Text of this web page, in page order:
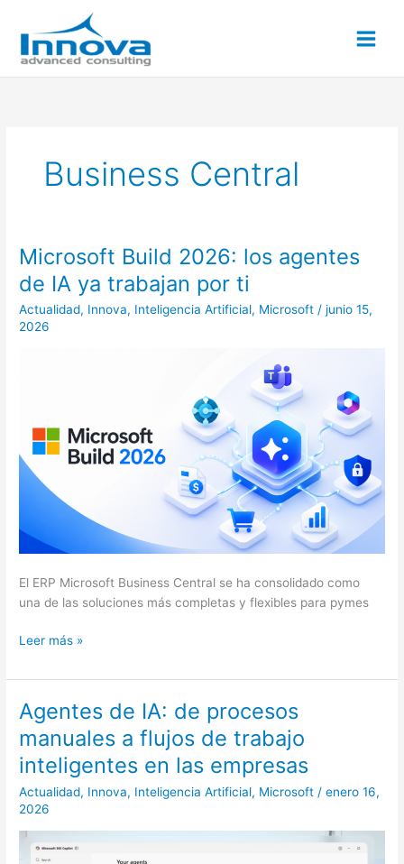
contenido
Business Central
Microsoft Build 2026: los agentes
de IA ya trabajan por ti
Actualidad, Innova, Inteligencia Artificial, Microsoft /junio 15,
2026
El ERP Microsoft Business Central se ha consolidado como
una de las soluciones más completas y flexibles para pymes
Microsoft
Build
2026:
los
agentes
por
ti
Leer más »
Agentes de IA: de procesos
manuales a flujos de trabajo
inteligentes en las empresas
Actualidad, Innova, Inteligencia Artificial, Microsoft /enero 16,
2026
Agentes
IA:
de
procesos
manuales
flujos